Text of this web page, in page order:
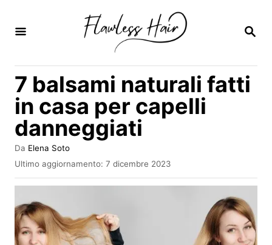
R
E
R
C
7 balsami naturali fatti
in casa per capelli
danneggiati
Da A
u
o
e
Elena Soto
I
n
v
a
t
o
Ultimo aggiornamento: 7 dicembre 2023